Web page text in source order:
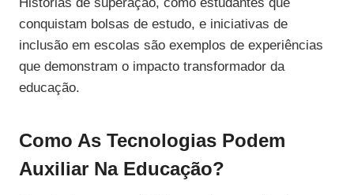
conquistam bolsas de estudo, e iniciativas de
inclusão em escolas são exemplos de experiências
que demonstram o impacto transformador da
educação.
Como As Tecnologias Podem
Auxiliar Na Educação?